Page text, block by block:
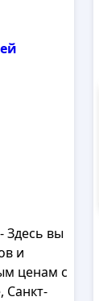
Здесь вы
и
ценам с
Санкт-